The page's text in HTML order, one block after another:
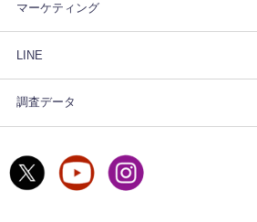
マーケティング
LINE
調査データ